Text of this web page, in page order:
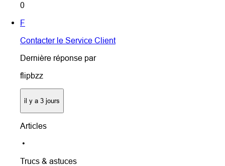
0
F
Contacter le Service Client
Dernière réponse par
flipbzz
il y a 3 jours
Articles
•
Trucs & astuces